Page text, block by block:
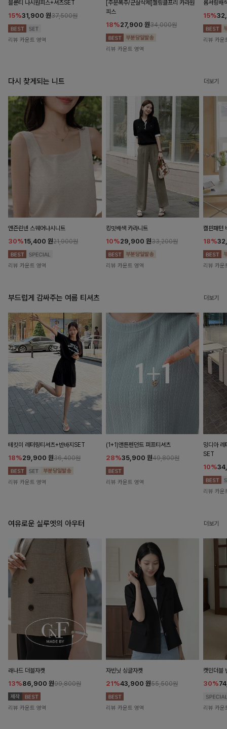
블룬티 나시원피스+셔츠SET
15%31,900 원37,500원
리뷰 카운트 영역
[주문폭주/군살삭제]젤링클프리 카라원
피스
18%27,900 원34,000원
리뷰 카운트 영역
롬셔링배
15%
리뷰 카운
다시 찾게되는 니트 더보기
앤즌린넨 스퀘어나시니트
30%15,400 원21,900원
리뷰 카운트 영역
킹밋배색 카라니트
10%29,900 원33,200원
리뷰 카운트 영역
캘핀패턴
18%
리뷰 카운
부드럽게 감싸주는 여름 티셔츠 더보기
테킷미 레터링티셔츠+반바지SET
18%29,900 원36,400원
리뷰 카운트 영역
(1+1)앤튼펜던트 퍼프티셔츠
28%35,900 원49,800원
리뷰 카운트 영역
밍디아 레
SET
10%
리뷰 카운
여유로운 실루엣의 아우터 더보기
래나드 더블자켓
13%86,900 원99,800원
리뷰 카운트 영역
자빈닛 싱글자켓
21%43,900 원55,500원
리뷰 카운트 영역
캣민더블
30%
리뷰 카운